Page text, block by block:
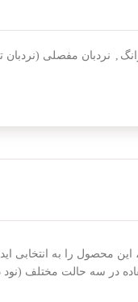
, نردبان مفصلی (نردبان
را به انتخابی
در سه حالت مختلف